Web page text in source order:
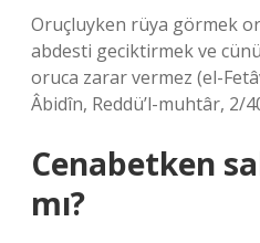
Oruçluyken rüya görmek
abdesti geciktirmek ve
oruca zarar vermez (el-
Âbidîn, Reddü’l-muhtâr, 2/
Cenabetken
mı?